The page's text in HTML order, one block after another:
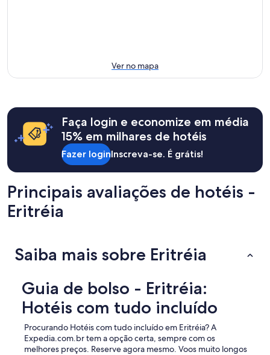
Ver no mapa
Faça login e economize em média
15% em milhares de hotéis
Fazer loginInscreva-se. É grátis!
Principais avaliações de hotéis -
Eritréia
Saiba mais sobre Eritréia
Guia de bolso - Eritréia:
Hotéis com tudo incluído
Procurando Hotéis com tudo incluído em Eritréia? A
Expedia.com.br tem a opção certa, sempre com os
melhores preços. Reserve agora mesmo. Voos muito longos